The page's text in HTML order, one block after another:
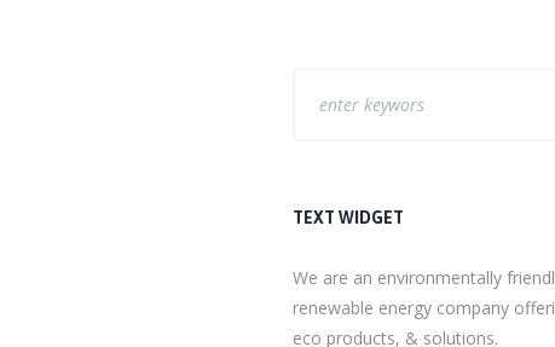
TEXT WIDGET
We are an environmentally
renewable energy company
eco products, & solutions.